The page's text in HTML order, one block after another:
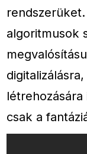
algoritmusok
csak a